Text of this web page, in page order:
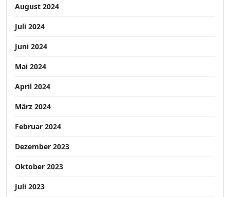
August 2024
Juli 2024
Juni 2024
Mai 2024
April 2024
März 2024
Februar 2024
Dezember 2023
Oktober 2023
Juli 2023